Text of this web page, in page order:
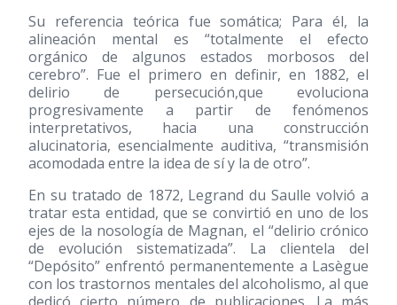
Su referencia teórica fue somática; Para él, la
alineación mental es “totalmente el efecto
orgánico de algunos estados morbosos del
cerebro”. Fue el primero en definir, en 1882, el
delirio de persecución,que evoluciona
progresivamente a partir de fenómenos
interpretativos, hacia una construcción
alucinatoria, esencialmente auditiva, “transmisión
acomodada entre la idea de sí y la de otro”.
En su tratado de 1872, Legrand du Saulle volvió a
tratar esta entidad, que se convirtió en uno de los
ejes de la nosología de Magnan, el “delirio crónico
de evolución sistematizada”. La clientela del
“Depósito” enfrentó permanentemente a Lasègue
con los trastornos mentales del alcoholismo, al que